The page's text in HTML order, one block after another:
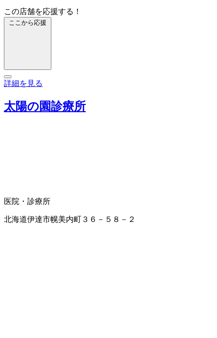
この店舗を応援する！
ここから応援
詳細を見る
太陽の園診療所
医院・診療所
北海道伊達市幌美内町３６－５８－２